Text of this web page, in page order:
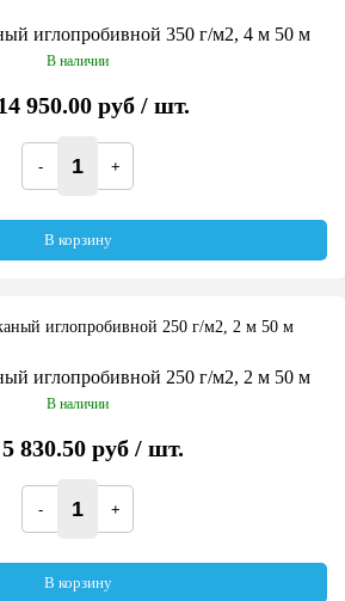
иглопробивной 350 г/м2, 4 м 50 м
В наличии
950.00 руб/ шт.
В корзину
иглопробивной 250 г/м2, 2 м 50 м
В наличии
5 830.50 руб/ шт.
В корзину